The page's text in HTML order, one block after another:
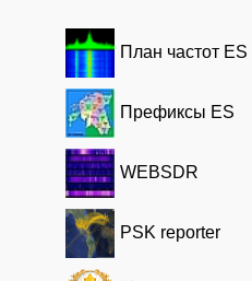
План частот ES
Префиксы ES
WEBSDR
PSK reporter